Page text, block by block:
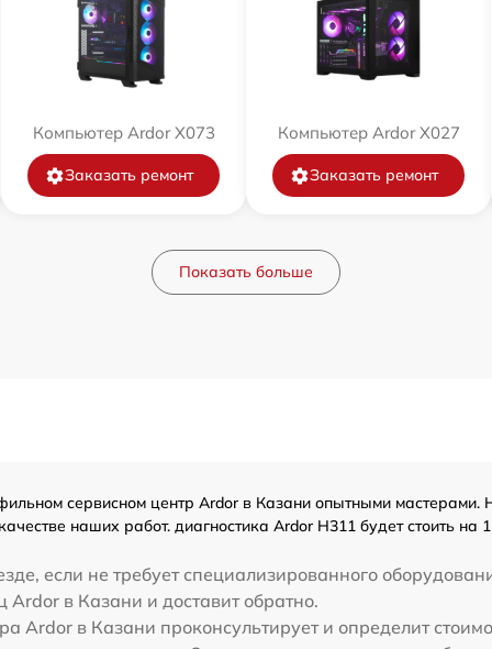
Компьютер Ardor X073
Заказать ремонт
Компьютер Ardor X027
Заказать ремонт
Показать больше
сервисном центр Ardor в Казани опытными мастерами.
наших работ. диагностика Ardor H311 будет стоить
если не требует специализированного
Ardor в Казани и доставит обратно.
Ardor в Казани проконсультирует и определит